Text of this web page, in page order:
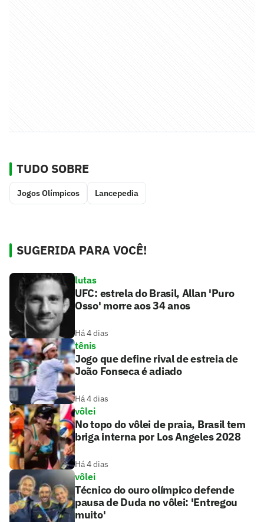
TUDO SOBRE
Jogos Olímpicos Lancepedia
SUGERIDA PARA VOCÊ!
lutas
UFC: estrela do Brasil, Allan 'Puro
Osso' morre aos 34 anos
Há 4 dias
tênis
Jogo que define rival de estreia de
João Fonseca é adiado
Há 4 dias
vôlei
No topo do vôlei de praia, Brasil tem
briga interna por Los Angeles 2028
Há 4 dias
vôlei
Técnico do ouro olímpico defende
pausa de Duda no vôlei: 'Entregou
muito'